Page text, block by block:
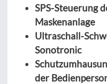
SPS-Steuerung
Maskenanlage
Ultraschall-
Sonotronic
der